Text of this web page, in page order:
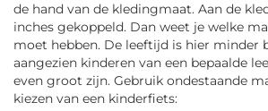
de hand van de kledingmaat. Aan de
inches gekoppeld. Dan weet je welke
moet hebben. De leeftijd is hier minder
aangezien kinderen van een bepaalde
even groot zijn. Gebruik ondestaande
kiezen van een kinderfiets: